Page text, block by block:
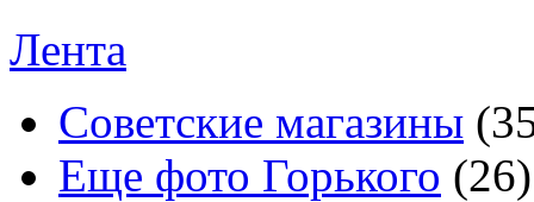
Лента
Советские магазины
Еще фото Горького (26)